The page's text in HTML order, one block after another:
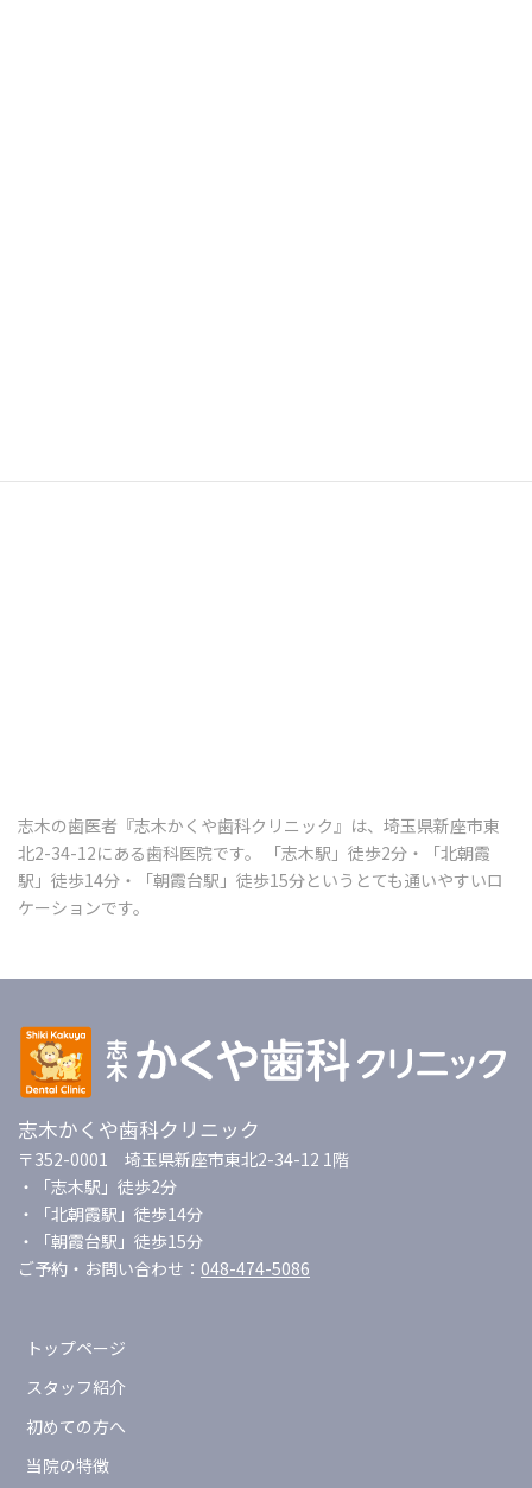
志木の歯医者『志木かくや歯科クリニック』は、埼玉県新座市東
北2-34-12にある歯科医院です。 「志木駅」徒歩2分・「北朝霞
駅」徒歩14分・「朝霞台駅」徒歩15分というとても通いやすいロ
ケーションです。
志木かくや歯科クリニック
〒352-0001 埼玉県新座市東北2-34-12 1階
・「志木駅」徒歩2分
・「北朝霞駅」徒歩14分
・「朝霞台駅」徒歩15分
ご予約・お問い合わせ： 048-474-5086
トップページ
スタッフ紹介
初めての方へ
当院の特徴